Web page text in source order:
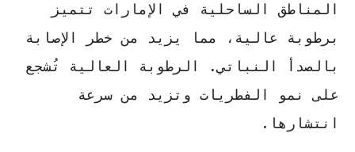
المناطق الساحلية في الإمارات تتميز
برطوبة عالية، مما يزيد من خطر الإصابة
بالصدأ النباتي.
الرطوبة العالية تُشجع
على نمو الفطريات وتزيد من سرعة
انتشارها.